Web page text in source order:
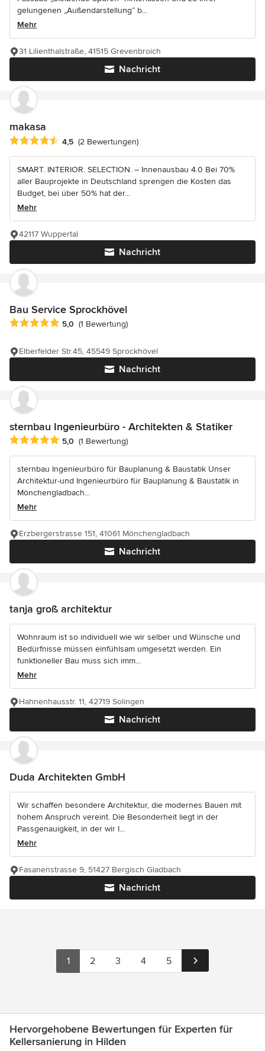
gelungenen „Außendarstellung“ b...
Mehr
Nachricht
31 Lilienthalstraße, 41515 Grevenbroich
makasa
Durchschnittliche Bewertung: 4.5 von 5 Sternen
4,5 (2 Bewertungen)
SMART. INTERIOR. SELECTION. – Innenausbau 4.0 Bei 70%
aller Bauprojekte in Deutschland sprengen die Kosten das
Budget, bei über 50% hat der...
Mehr
Nachricht
42117 Wuppertal
Bau Service Sprockhövel
Durchschnittliche Bewertung: 5 von 5 Sternen
5,0 (1 Bewertung)
Nachricht
Elberfelder Str.45, 45549 Sprockhövel
sternbau Ingenieurbüro - Architekten & Statiker
Durchschnittliche Bewertung: 5 von 5 Sternen
5,0 (1 Bewertung)
sternbau Ingenieurbüro für Bauplanung & Baustatik Unser
Architektur-und Ingenieurbüro für Bauplanung & Baustatik in
Mönchengladbach...
Mehr
Nachricht
Erzbergerstrasse 151, 41061 Mönchengladbach
tanja groß architektur
Wohnraum ist so individuell wie wir selber und Wünsche und
Bedürfnisse müssen einfühlsam umgesetzt werden. Ein
funktioneller Bau muss sich imm...
Mehr
Nachricht
Hahnenhausstr. 11, 42719 Solingen
Duda Architekten GmbH
Wir schaffen besondere Architektur, die modernes Bauen mit
hohem Anspruch vereint. Die Besonderheit liegt in der
Passgenauigkeit, in der wir I...
Mehr
Nachricht
Fasanenstrasse 9, 51427 Bergisch Gladbach
1 2 3 4 5
Hervorgehobene Bewertungen für Experten für
Kellersanierung in Hilden